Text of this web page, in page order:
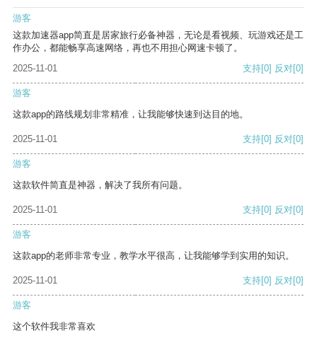
游客
这款加速器app简直是居家旅行必备神器，无论是看视频、玩游戏还是工
作办公，都能畅享高速网络，再也不用担心网速卡顿了。
2025-11-01
支持[0] 反对[0]
游客
这款app的路线规划非常精准，让我能够快速到达目的地。
2025-11-01 支持[0] 反对[0]
游客
这款软件简直是神器，解决了我所有问题。
2025-11-01 支持[0] 反对[0]
游客
这款app的老师非常专业，教学水平很高，让我能够学到实用的知识。
2025-11-01 支持[0] 反对[0]
游客
这个软件我非常喜欢